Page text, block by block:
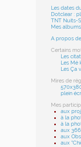
Les dates
Dotclear :
TNT Nuits-
Mes
A propos
Certains
Les
Les Mé
Les Ça
Mires de
plein
Mes
aux
à la
à la
aux
aux
aux